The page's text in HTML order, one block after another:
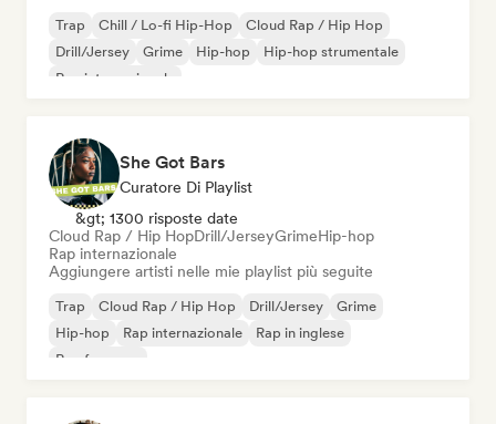
Trap Chill / Lo-fi Hip-Hop
Cloud Rap / Hip Hop
Drill/Jersey
Grime Hip-hop
Hip-hop strumentale
Rap internazionale
She Got Bars
Curatore Di Playlist
&gt; 1300 risposte date
Cloud Rap / Hip HopDrill/JerseyGrimeHip-hop
Rap internazionale
Aggiungere artisti nelle mie playlist più seguite
Trap Cloud Rap / Hip Hop Drill/Jersey
Grime
Hip-hop
Rap internazionale
Rap in inglese
Rap francese